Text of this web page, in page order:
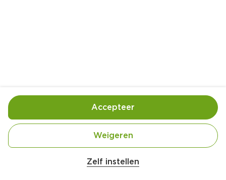
Ingrediënten
Ingrediënten: 100% tijm.
Wettelijke informatieZelf instellen
Weigeren
Accepteer